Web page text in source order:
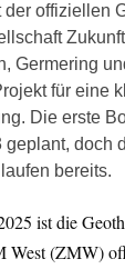
der offiziellen
Germering
für eine
Die erste
geplant, doch
bereits.
ist die
West (ZMW)